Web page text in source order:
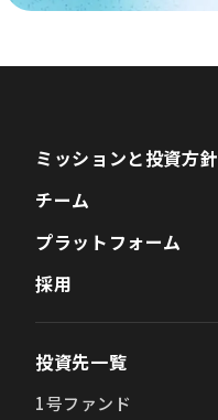
ミッションと投資方針
チーム
プラットフォーム
採用
投資先一覧
1号ファンド